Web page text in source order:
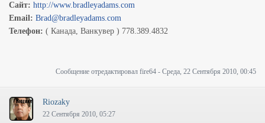
Сайт: http://www.bradleyadams.com
Email: Brad@bradleyadams.com
Телефон: ( Канада, Ванкувер ) 778.389.4832
Сообщение отредактировал fire64 - Среда, 22 Сентября 2010, 00:45
Riozaky
22 Сентября 2010, 05:27